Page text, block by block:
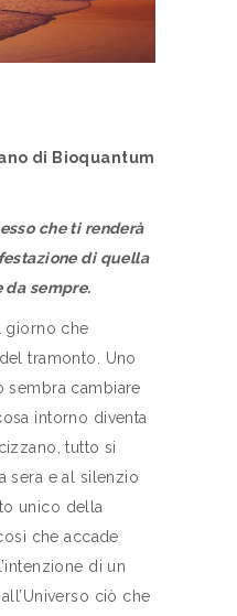
di Bioquantum
che ti renderà
di quella
da sempre.
giorno che
tramonto. Uno
sembra cambiare
intorno diventa
tutto si
sera e al silenzio
unico della
che accade
di un
ciò che